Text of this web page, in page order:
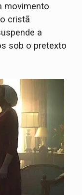
movimento
cristã
a
sob o pretexto